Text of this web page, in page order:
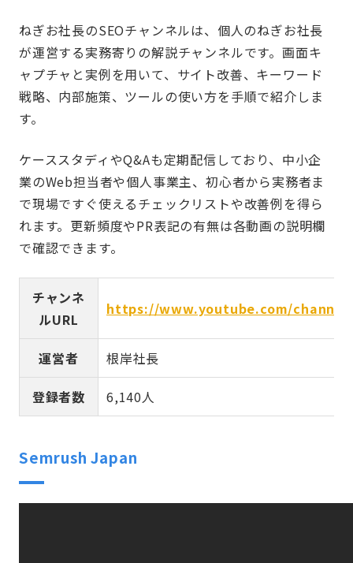
ねぎお社長のSEOチャンネルは、個人のねぎお社長
が運営する実務寄りの解説チャンネルです。画面キ
ャプチャと実例を用いて、サイト改善、キーワード
戦略、内部施策、ツールの使い方を手順で紹介しま
す。
ケーススタディやQ&Aも定期配信しており、中小企
業のWeb担当者や個人事業主、初心者から実務者ま
で現場ですぐ使えるチェックリストや改善例を得ら
れます。更新頻度やPR表記の有無は各動画の説明欄
で確認できます。
チャンネ
ルURL
https://www.youtube.com/channel/
運営者 根岸社長
登録者数 6,140人
Semrush Japan